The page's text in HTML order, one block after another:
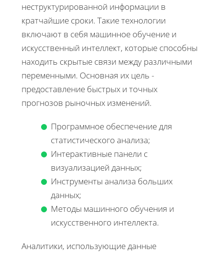
неструктурированной информации в
кратчайшие сроки. Такие технологии
включают в себя машинное обучение и
искусственный интеллект, которые способны
находить скрытые связи между различными
переменными. Основная их цель -
предоставление быстрых и точных
прогнозов рыночных изменений.
Программное обеспечение для
статистического анализа;
Интерактивные панели с
визуализацией данных;
Инструменты анализа больших
данных;
Методы машинного обучения и
искусственного интеллекта.
Аналитики, использующие данные